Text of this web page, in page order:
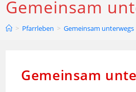
Gemeinsam
> Pfarrleben > Gemeinsam unterwegs
Gemeinsam